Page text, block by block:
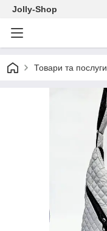
Jolly-Shop
Товари та послуги